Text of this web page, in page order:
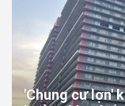
'Chung cư lợn'